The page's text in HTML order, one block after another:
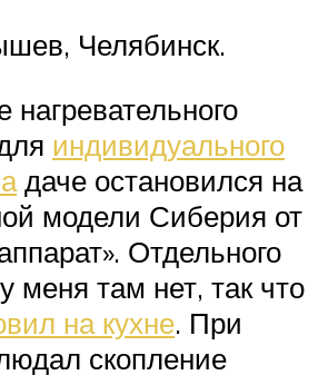
Челябинск.
индивидуального
даче остановился на
модели Сиберия от
Отдельного
меня там нет, так что
на кухне. При
скопление